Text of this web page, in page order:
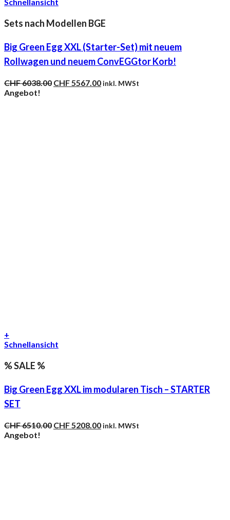
Sets nach Modellen BGE
Big Green Egg XXL (Starter-Set) mit neuem
Rollwagen und neuem ConvEGGtor Korb!
CHF6038.00 Ursprünglicher
CHF5567.00Aktueller
inkl. MWSt
Angebot!
+
Schnellansicht
% SALE %
Big Green Egg XXL im modularen Tisch – STARTER
SET
CHF6510.00 Ursprünglicher
CHF5208.00Aktueller
inkl. MWSt
Angebot!